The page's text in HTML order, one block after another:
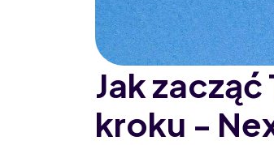
Jak zacząć
kroku -